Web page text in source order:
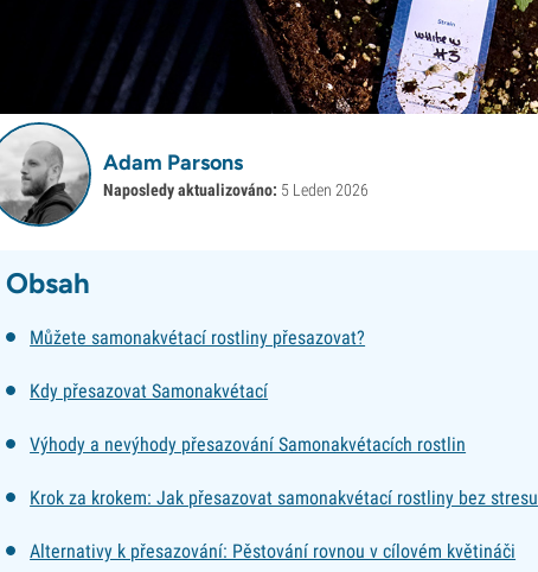
Adam Parsons
Naposledy aktualizováno: 5 Leden 2026
Obsah
Můžete samonakvétací rostliny přesazovat?
Kdy přesazovat Samonakvétací
Výhody a nevýhody přesazování Samonakvétacích rostlin
Krok za krokem: Jak přesazovat samonakvétací rostliny bez stresu
Alternativy k přesazování: Pěstování rovnou v cílovém květináči